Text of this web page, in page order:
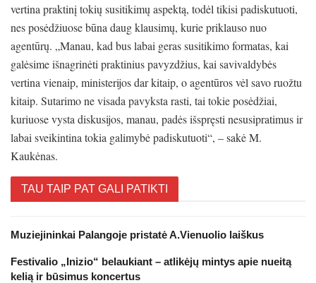
vertina praktinį tokių susitikimų aspektą, todėl tikisi padiskutuoti,
nes posėdžiuose būna daug klausimų, kurie priklauso nuo
agentūrų. „Manau, kad bus labai geras susitikimo formatas, kai
galėsime išnagrinėti praktinius pavyzdžius, kai savivaldybės
vertina vienaip, ministerijos dar kitaip, o agentūros vėl savo ruožtu
kitaip. Sutarimo ne visada pavyksta rasti, tai tokie posėdžiai,
kuriuose vysta diskusijos, manau, padės išspręsti nesusipratimus ir
labai sveikintina tokia galimybė padiskutuoti“, – sakė M.
Kaukėnas.
TAU TAIP PAT GALI PATIKTI
Muziejininkai Palangoje pristatė A.Vienuolio laiškus
Festivalio „Inizio“ belaukiant – atlikėjų mintys apie nueitą
kelią ir būsimus koncertus